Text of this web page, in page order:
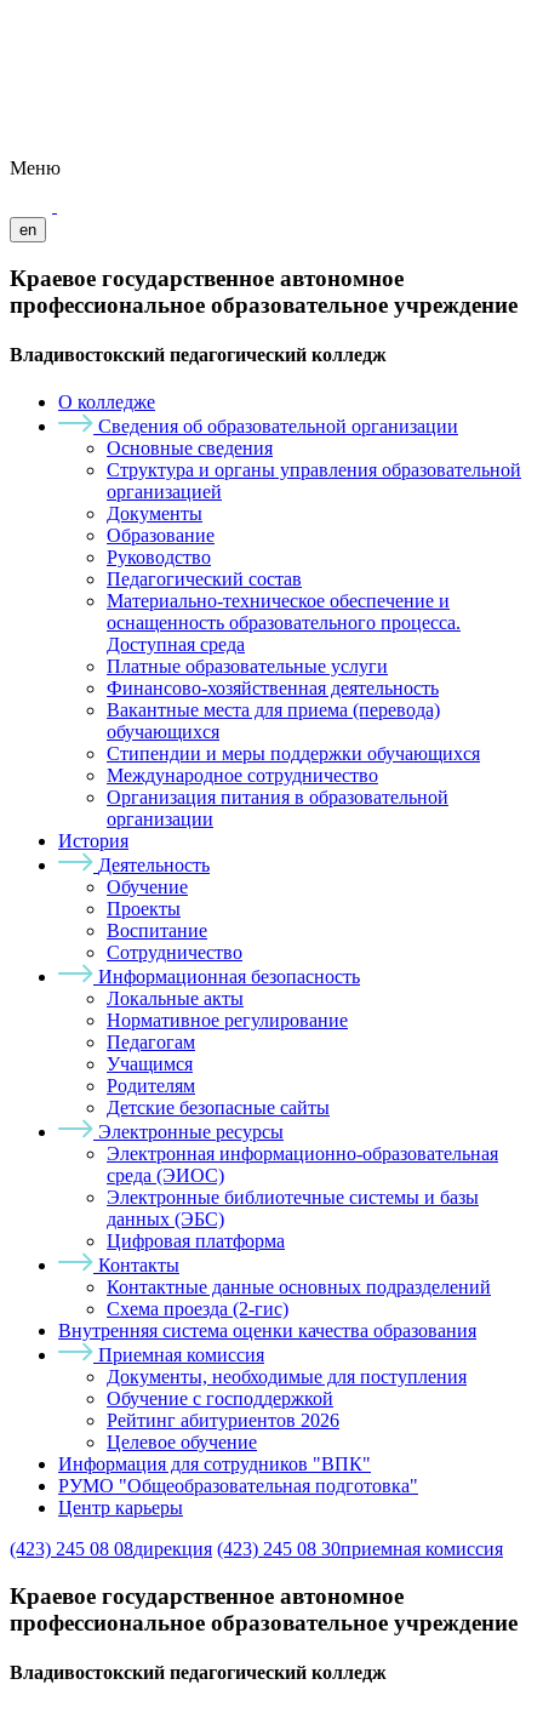
Меню
en
Краевое государственное автономное
профессиональное образовательное учреждение
Владивостокский педагогический колледж
О колледже
Сведения об образовательной организации
Основные сведения
Структура и органы управления образовательной
организацией
Документы
Образование
Руководство
Педагогический состав
Материально-техническое обеспечение и
оснащенность образовательного процесса.
Доступная среда
Платные образовательные услуги
Финансово-хозяйственная деятельность
Вакантные места для приема (перевода)
обучающихся
Стипендии и меры поддержки обучающихся
Международное сотрудничество
Организация питания в образовательной
организации
История
Деятельность
Обучение
Проекты
Воспитание
Сотрудничество
Информационная безопасность
Локальные акты
Нормативное регулирование
Педагогам
Учащимся
Родителям
Детские безопасные сайты
Электронные ресурсы
Электронная информационно-образовательная
среда (ЭИОС)
Электронные библиотечные системы и базы
данных (ЭБС)
Цифровая платформа
Контакты
Контактные данные основных подразделений
Схема проезда (2-гис)
Внутренняя система оценки качества образования
Приемная комиссия
Документы, необходимые для поступления
Обучение с господдержкой
Рейтинг абитуриентов 2026
Целевое обучение
Информация для сотрудников "ВПК"
РУМО "Общеобразовательная подготовка"
Центр карьеры
(423) 245 08 08дирекция (423) 245 08 30приемная комиссия
Краевое государственное автономное
профессиональное образовательное учреждение
Владивостокский педагогический колледж